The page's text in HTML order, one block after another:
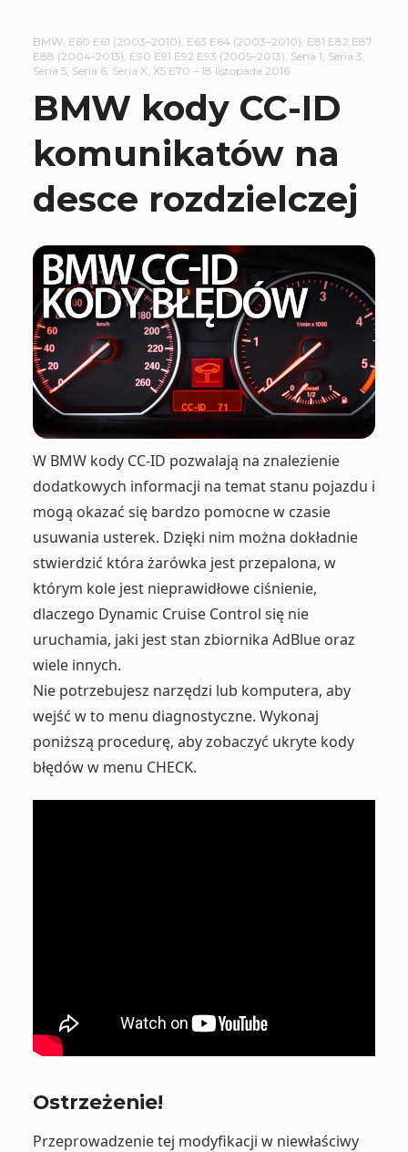
BMW, E60 E61 (2003–2010) E63 E64 (2003–2010) E81 E82 E87
E88 (2004-2013) E90 E91 E92 E93 (2005–2013) Seria 1 Seria 3
Seria 5, Seria 6, Seria X X5 E70 – 18 listopada 2016
BMW kody CC-ID
komunikatów na
desce rozdzielczej
W BMW kody CC-ID pozwalają na znalezienie
dodatkowych informacji na temat stanu pojazdu i
mogą okazać się bardzo pomocne w czasie
usuwania usterek. Dzięki nim można dokładnie
stwierdzić która żarówka jest przepalona, w
którym kole jest nieprawidłowe ciśnienie,
dlaczego Dynamic Cruise Control się nie
uruchamia, jaki jest stan zbiornika AdBlue oraz
wiele innych.
Nie potrzebujesz narzędzi lub komputera, aby
wejść w to menu diagnostyczne. Wykonaj
poniższą procedurę, aby zobaczyć ukryte kody
błędów w menu CHECK.
Ostrzeżenie!
Przeprowadzenie tej modyfikacji w niewłaściwy